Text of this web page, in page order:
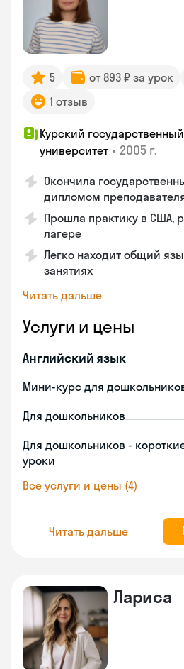
5 от 893 ₽ за урок
1 отзыв
Курский государственный
университет • 2005 г.
Окончила
дипломом
Прошла практику в США,
лагере
Легко находит общий
занятиях
Читать дальше
Услуги и цены
Английский язык
Мини-курс для
Для дошкольников
Для дошкольников -
уроки
Все услуги и цены (4)
Читать дальше
Лариса